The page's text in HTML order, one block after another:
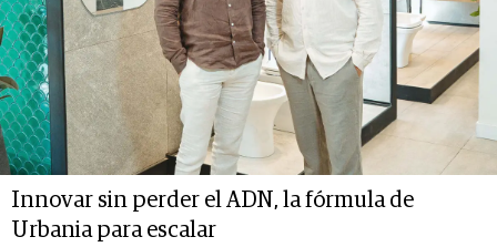
Innovar sin perder el ADN, la fórmula de
Urbania para escalar